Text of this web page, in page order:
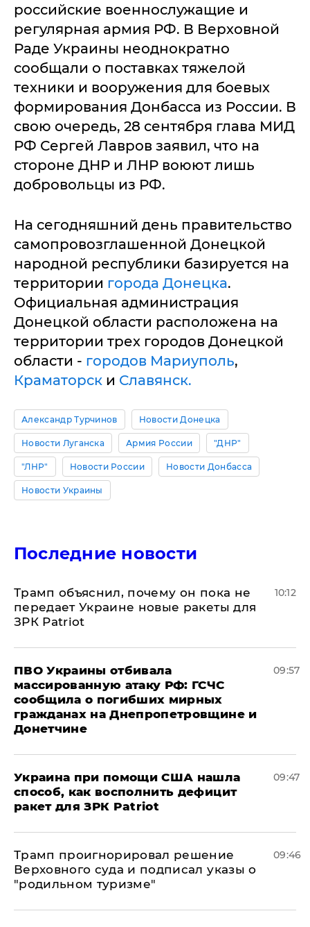
российские военнослужащие и
регулярная армия РФ. В Верховной
Раде Украины неоднократно
сообщали о поставках тяжелой
техники и вооружения для боевых
формирования Донбасса из России. В
свою очередь, 28 сентября глава МИД
РФ Сергей Лавров заявил, что на
стороне ДНР и ЛНР воюют лишь
добровольцы из РФ.
На сегодняшний день правительство
самопровозглашенной Донецкой
народной республики базируется на
территории города Донецка.
Официальная администрация
Донецкой области расположена на
территории трех городов Донецкой
области - городов Мариуполь,
Краматорск и Славянск.
Александр Турчинов Новости Донецка
Новости Луганска Армия России "ДНР"
"ЛНР" Новости России Новости Донбасса
Новости Украины
Последние новости
Трамп объяснил, почему он пока не
передает Украине новые ракеты для
ЗРК Patriot
10:12
ПВО Украины отбивала
массированную атаку РФ: ГСЧС
сообщила о погибших мирных
гражданах на Днепропетровщине и
Донетчине
09:57
Украина при помощи США нашла
способ, как восполнить дефицит
ракет для ЗРК Patriot
09:47
Трамп проигнорировал решение
Верховного суда и подписал указы о
"родильном туризме"
09:46